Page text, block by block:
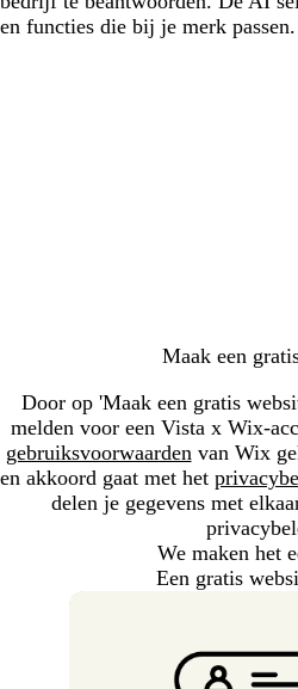
en functies die bij je merk passen.
Maak een
Door op 'Maak een gratis
melden voor een Vista x Wix-
gebruiksvoorwaarden van Wix
en akkoord gaat met het
delen je gegevens met
We maken het
Een gratis